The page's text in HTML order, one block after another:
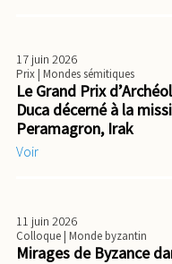
17 juin 2026
Prix| Mondes sémitiques
Le Grand Prix
Duca décerné à la
Peramagron, Irak
Voir
11 juin 2026
Colloque| Monde byzantin
Mirages de Byzance